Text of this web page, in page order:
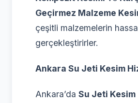
Geçirmez Malzeme
çeşitli malzemelerin
gerçekleştirirler.
Ankara Su Jeti Kesim
Ankara’da Su Jeti Kesim